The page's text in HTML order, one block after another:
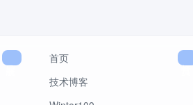
首页
技术博客